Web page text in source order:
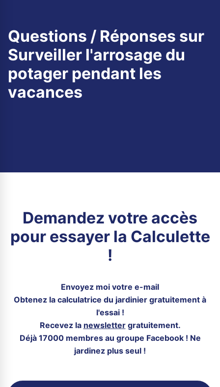
Questions / Réponses sur
Surveiller l'arrosage du
potager pendant les
vacances
Demandez votre accès
pour essayer la Calculette
!
Envoyez moi votre e-mail
Obtenez la calculatrice du jardinier gratuitement à
l'essai !
Recevez la newslettergratuitement.
Déjà 17000 membres au groupe Facebook ! Ne
jardinez plus seul !